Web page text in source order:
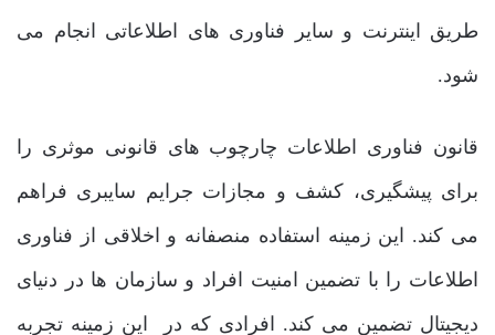
طریق اینترنت و سایر فناوری های اطلاعاتی انجام می
شود.
قانون فناوری اطلاعات چارچوب های قانونی موثری را
برای پیشگیری، کشف و مجازات جرایم سایبری فراهم
می کند. این زمینه استفاده منصفانه و اخلاقی از فناوری
اطلاعات را با تضمین امنیت افراد و سازمان ها در دنیای
دیجیتال تضمین می کند. افرادی که در این زمینه تجربه